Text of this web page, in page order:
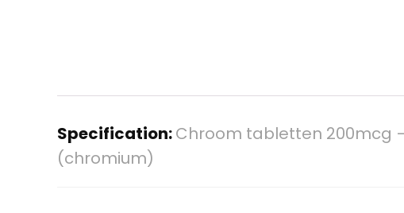
Specification:Chroom tabletten 200mcg –
(chromium)